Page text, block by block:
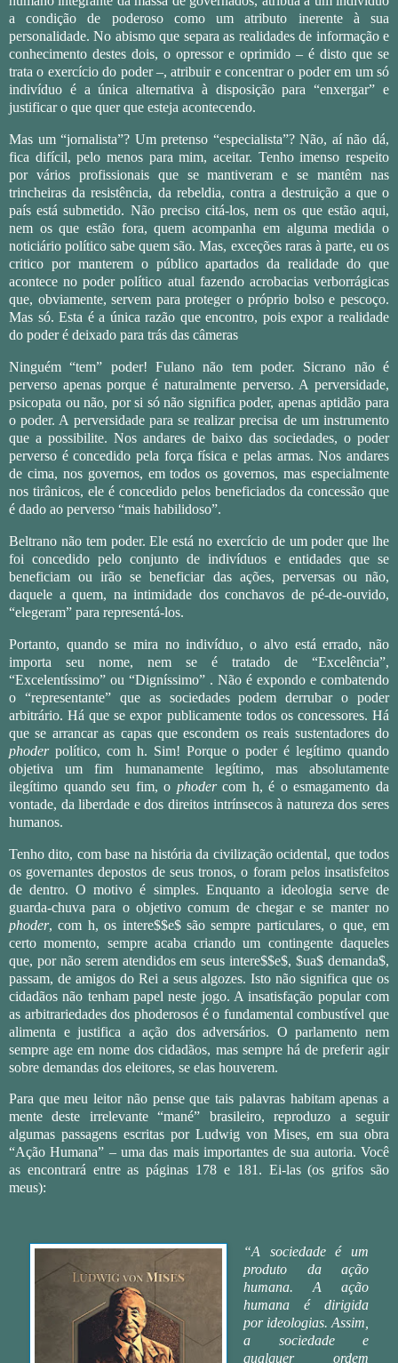
a condição de poderoso como um atributo inerente à sua
personalidade. No abismo que separa as realidades de informação e
conhecimento destes dois, o opressor e oprimido – é disto que se
trata o exercício do poder –, atribuir e concentrar o poder em um só
indivíduo é a única alternativa à disposição para “enxergar” e
justificar o que quer que esteja acontecendo.
Mas um “jornalista”? Um pretenso “especialista”? Não, aí não dá,
fica difícil, pelo menos para mim, aceitar. Tenho imenso respeito
por vários profissionais que se mantiveram e se mantêm nas
trincheiras da resistência, da rebeldia, contra a destruição a que o
país está submetido. Não preciso citá-los, nem os que estão aqui,
nem os que estão fora, quem acompanha em alguma medida o
noticiário político sabe quem são. Mas, exceções raras à parte, eu os
critico por manterem o público apartados da realidade do que
acontece no poder político atual fazendo acrobacias verborrágicas
que, obviamente, servem para proteger o próprio bolso e pescoço.
Mas só. Esta é a única razão que encontro, pois expor a realidade
do poder é deixado para trás das câmeras
Ninguém “tem” poder! Fulano não tem poder. Sicrano não é
perverso apenas porque é naturalmente perverso. A perversidade,
psicopata ou não, por si só não significa poder, apenas aptidão para
o poder. A perversidade para se realizar precisa de um instrumento
que a possibilite. Nos andares de baixo das sociedades, o poder
perverso é concedido pela força física e pelas armas. Nos andares
de cima, nos governos, em todos os governos, mas especialmente
nos tirânicos, ele é concedido pelos beneficiados da concessão que
é dado ao perverso “mais habilidoso”.
Beltrano não tem poder. Ele está no exercício de um poder que lhe
foi concedido pelo conjunto de indivíduos e entidades que se
beneficiam ou irão se beneficiar das ações, perversas ou não,
daquele a quem, na intimidade dos conchavos de pé-de-ouvido,
“elegeram” para representá-los.
Portanto, quando se mira no indivíduo, o alvo está errado, não
importa seu nome, nem se é tratado de “Excelência”,
“Excelentíssimo” ou “Digníssimo” . Não é expondo e combatendo
o “representante” que as sociedades podem derrubar o poder
arbitrário. Há que se expor publicamente todos os concessores. Há
que se arrancar as capas que escondem os reais sustentadores do
phoderpolítico, com h. Sim! Porque o poder é legítimo quando
objetiva um fim humanamente legítimo, mas absolutamente
ilegítimo quando seu fim, o phodercom h, é o esmagamento da
vontade, da liberdade e dos direitos intrínsecos à natureza dos seres
humanos.
Tenho dito, com base na história da civilização ocidental, que todos
os governantes depostos de seus tronos, o foram pelos insatisfeitos
de dentro. O motivo é simples. Enquanto a ideologia serve de
guarda-chuva para o objetivo comum de chegar e se manter no
phoder, com h, os intere$$e$ são sempre particulares, o que, em
certo momento, sempre acaba criando um contingente daqueles
que, por não serem atendidos em seus intere$$e$, $ua$ demanda$,
passam, de amigos do Rei a seus algozes. Isto não significa que os
cidadãos não tenham papel neste jogo. A insatisfação popular com
as arbitrariedades dos phoderosos é o fundamental combustível que
alimenta e justifica a ação dos adversários. O parlamento nem
sempre age em nome dos cidadãos, mas sempre há de preferir agir
sobre demandas dos eleitores, se elas houverem.
Para que meu leitor não pense que tais palavras habitam apenas a
mente deste irrelevante “mané” brasileiro, reproduzo a seguir
algumas passagens escritas por Ludwig von Mises, em sua obra
“Ação Humana” – uma das mais importantes de sua autoria. Você
as encontrará entre as páginas 178 e 181. Ei-las (os grifos são
meus):
“A sociedade é um
produto da ação
humana. A ação
humana é dirigida
por ideologias. Assim,
a sociedade e
qualquer ordem